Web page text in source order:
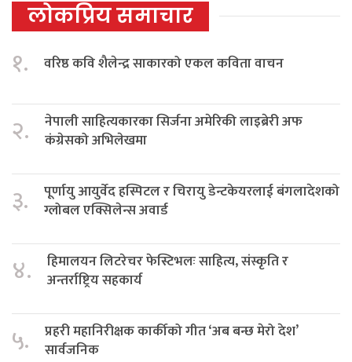
लोकप्रिय समाचार
१. वरिष्ठ कवि शैलेन्द्र साकारको एकल कविता वाचन
२.
नेपाली साहित्यकारका सिर्जना अमेरिकी लाइब्रेरी अफ
कंग्रेसको अभिलेखमा
३.
पूर्णायु आयुर्वेद हस्पिटल र चिरायु डेन्टकेयरलाई बंगलादेशको
ग्लोबल एक्सिलेन्स अवार्ड
४.
हिमालयन लिटरेचर फेस्टिभलः साहित्य, संस्कृति र
अन्तर्राष्ट्रिय सहकार्य
५.
प्रहरी महानिरीक्षक कार्कीको गीत ‘अब बन्छ मेरो देश’
सार्वजनिक